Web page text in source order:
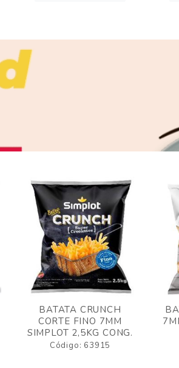
BATATA CRUNCH
CORTE FINO 7MM
SIMPLOT 2,5KG CONG.
Código: 63915